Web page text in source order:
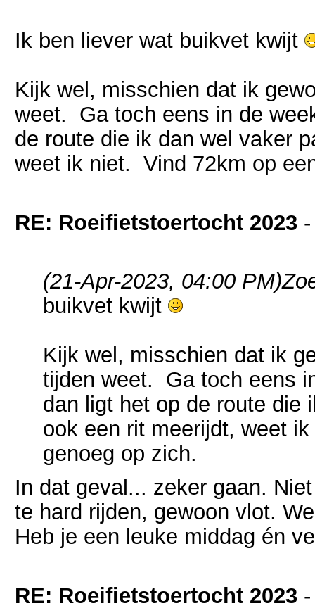
Ik ben liever wat buikvet kwijt
Kijk wel, misschien dat ik
weet. Ga toch eens in de
de route die ik dan wel vaker
weet ik niet. Vind 72km op
RE: Roeifietstoertocht 2023
(21-Apr-2023, 04:00 PM)
buikvet kwijt
Kijk wel, misschien dat ik
tijden weet. Ga toch eens
dan ligt het op de route
ook een rit meerijdt, weet
genoeg op zich.
In dat geval... zeker gaan.
te hard rijden, gewoon vlot.
Heb je een leuke middag én
RE: Roeifietstoertocht 2023